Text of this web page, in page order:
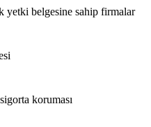
yetki belgesine sahip firmalar
koruması